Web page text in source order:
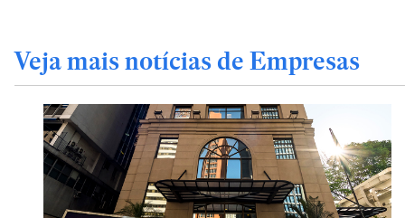
Veja mais notícias de Empresas